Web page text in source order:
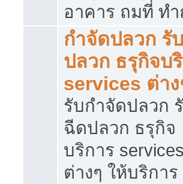
อาคาร ถมที่ ท
กำจัดปลวก รั
ปลวก ธรุกิจบ
services ต่าง
รับกำจัดปลวก
ฉีดปลวก ธรุกิจ
บริการ
ต่างๆ ให้บริการ